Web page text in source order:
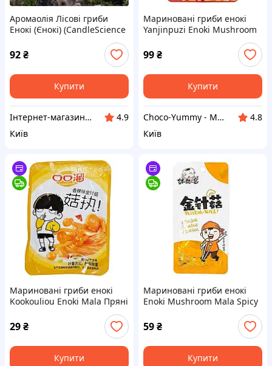
Аромаолія Лісові гриби
Енокі (Єнокі) (CandleScience
92₴
Купити
Інтернет-магазин "Естетка"
4.9
Київ
Мариновані гриби енокі
Yanjinpuzi Enoki Mushroom
99₴
Купити
Choco-Yummy - Магазин солодощів з усього світу
4.8
Київ
Мариновані гриби енокі
Kookouliou Enoki Mala Пряні
29₴
Купити
Мариновані гриби енокі
Enoki Mushroom Mala Spicy
59₴
Купити